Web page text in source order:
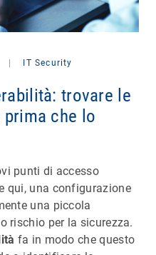
IT Security
trovare le
che lo
punti di accesso
qui, una configurazione
una piccola
rischio per la sicurezza.
fa in modo che questo